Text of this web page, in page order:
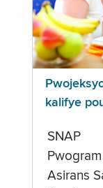
kalifye
SNAP
Asirans